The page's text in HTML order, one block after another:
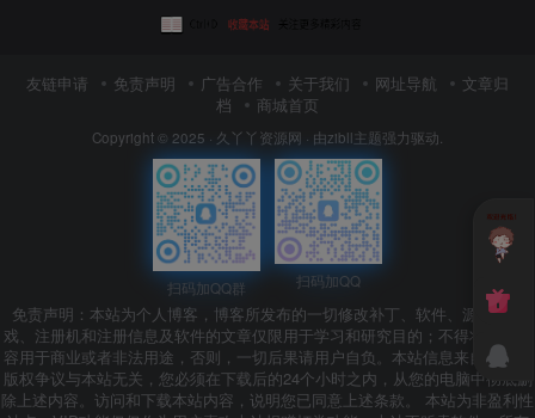
友链申请 免责声明 广告合作 关于我们 网址导航
文章归
档
商城首页
Copyright © 2025 · 久丫丫资源网 · 由zibll主题强力驱动.
扫码加QQ群 扫码加QQ
免责声明：本站为个人博客，博客所发布的一切修改补丁、软件、源码、游
戏、注册机和注册信息及软件的文章仅限用于学习和研究目的；不得将上述内
容用于商业或者非法用途，否则，一切后果请用户自负。本站信息来自网络，
版权争议与本站无关，您必须在下载后的24个小时之内，从您的电脑中彻底删
除上述内容。访问和下载本站内容，说明您已同意上述条款。 本站为非盈利性